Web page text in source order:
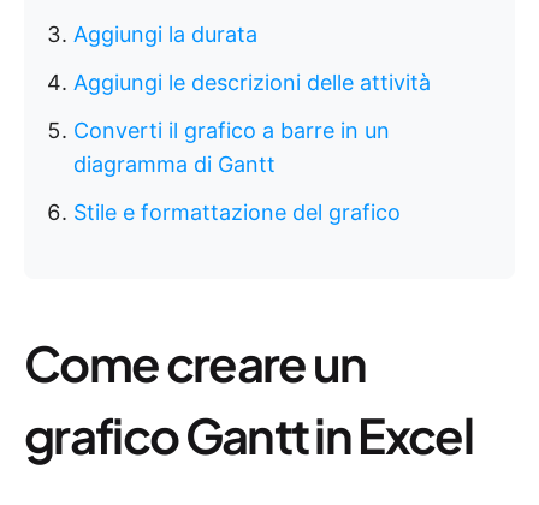
Aggiungi la durata
Aggiungi le descrizioni delle attività
Converti il grafico a barre in un
diagramma di Gantt
Stile e formattazione del grafico
Come creare un
grafico Gantt in Excel